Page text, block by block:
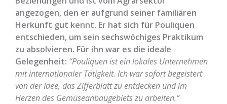
angezogen, den er aufgrund seiner familiären
Herkunft gut kennt. Er hat sich für Pouliquen
entschieden, um sein sechswöchiges Praktikum
zu absolvieren. Für ihn war es die ideale
Gelegenheit: “Pouliquen ist ein lokales Unternehmen
mit internationaler Tätigkeit. Ich war sofort begeistert
von der Idee, das Zifferblatt zu entdecken und im
Herzen des Gemüseanbaugebiets zu arbeiten.“